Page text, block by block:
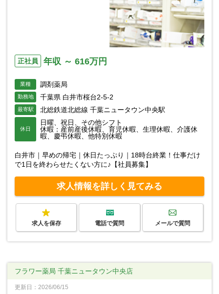
正社員 年収 ～ 616万円
業種 調剤薬局
勤務地 千葉県 白井市桜台2-5-2
最寄駅 北総鉄道北総線 千葉ニュータウン中央駅
休日
日曜、祝日、その他シフト
休暇：産前産後休暇、育児休暇、生理休暇、介護休
暇、慶弔休暇、他特別休暇
白井市｜早めの帰宅｜休日たっぷり｜18時台終業！仕事だけ
で1日を終わらせたくない方に♪【社員募集】
求人情報を詳しく見てみる
求人を保存 電話で質問 メールで質問
フラワー薬局 千葉ニュータウン中央店
更新日：2026/06/15